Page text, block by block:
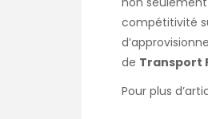
compétitivité
de Transport
Pour plus